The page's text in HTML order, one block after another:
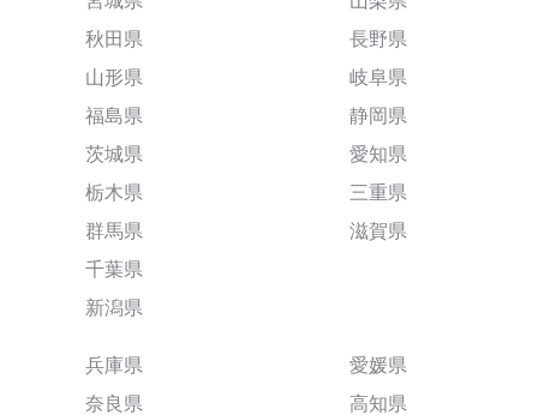
秋田県
山形県
福島県
茨城県
栃木県
群馬県
千葉県
新潟県
長野県
岐阜県
静岡県
愛知県
三重県
滋賀県
兵庫県
奈良県
愛媛県
高知県